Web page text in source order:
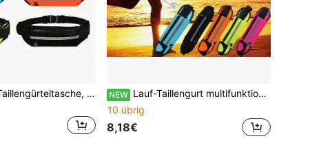
Taillentasche, Taillengürteltasche, Laufgürtel, tragbare Fitness-Tasche, kann Wasser halten, Fahrrad-Handy, wasserdicht, unverzichtbare Bauchtasche für den Schulanfang im College-Stil
NEW Lauf-Taillengurt multifunktional wasserdicht diebstahlsicher schlanke Passform Handy-Taillengurt Sport Fitness Herren Damen kleine Wasserflaschen-Tasche Fahrradtasche Lauf-Handy-Taillengurt ultradünne Sport-Handytasche Damen-Taillengurt Herren unsichtbare Mini wasserdichte multifunktionale Hängertasche
10 übrig
8,18€